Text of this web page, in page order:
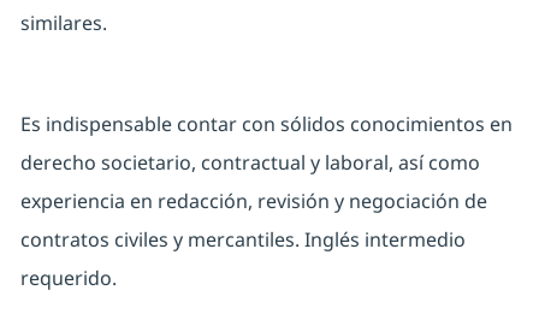
similares.
Es indispensable contar con sólidos conocimientos en
derecho societario, contractual y laboral, así como
experiencia en redacción, revisión y negociación de
contratos civiles y mercantiles. Inglés intermedio
requerido.